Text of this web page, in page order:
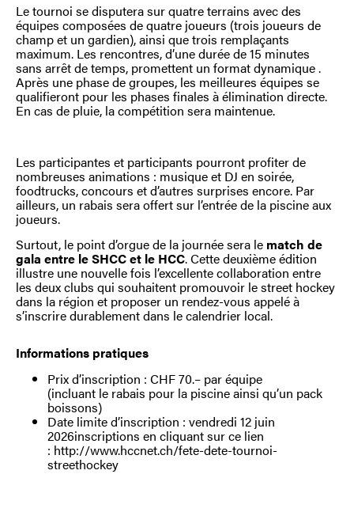
Le tournoi se disputera sur quatre terrains avec des
équipes composées de quatre joueurs (trois joueurs de
champ et un gardien), ainsi que trois remplaçants
maximum. Les rencontres, d’une durée de 15 minutes
sans arrêt de temps, promettent un format dynamique .
Après une phase de groupes, les meilleures équipes se
qualifieront pour les phases finales à élimination directe.
En cas de pluie, la compétition sera maintenue.
Les participantes et participants pourront profiter de
nombreuses animations : musique et DJ en soirée,
foodtrucks, concours et d’autres surprises encore. Par
ailleurs, un rabais sera offert sur l’entrée de la piscine aux
joueurs.
Surtout, le point d’orgue de la journée sera le match de
gala entre le SHCC et le HCC. Cette deuxième édition
illustre une nouvelle fois l’excellente collaboration entre
les deux clubs qui souhaitent promouvoir le street hockey
dans la région et proposer un rendez-vous appelé à
s’inscrire durablement dans le calendrier local.
Informations pratiques
Prix d’inscription : CHF 70.– par équipe
(incluant le rabais pour la piscine ainsi qu’un pack
boissons)
Date limite d’inscription : vendredi 12 juin
2026inscriptions en cliquant sur ce lien
: http://www.hccnet.ch/fete-dete-tournoi-
streethockey